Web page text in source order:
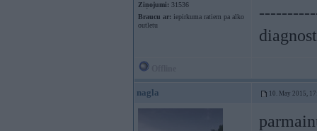
Ziņojumi: 31536
Braucu ar: iepirkuma ratiem pa alko
outletu
nagla 10. May 2015,